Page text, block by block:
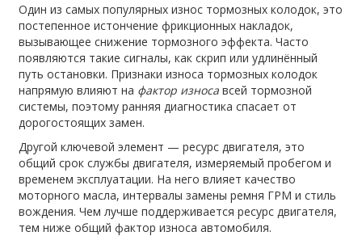
Один из самых популярныхизнос тормозных колодок,это
постепенное истончение фрикционных накладок,
вызывающее снижение тормозного эффекта. Часто
появляются такие сигналы, как скрип или удлинённый
путь остановки. Признаки износа тормозных колодок
напрямую влияют на фактор износа всей тормозной
системы, поэтому ранняя диагностика спасает от
дорогостоящих замен.
Другой ключевой элемент —ресурс двигателя,это
общий срок службы двигателя, измеряемый пробегом и
временем эксплуатации. На него влияет качество
моторного масла, интервалы замены ремня ГРМ и стиль
вождения. Чем лучше поддерживается ресурс двигателя,
тем ниже общий фактор износа автомобиля.